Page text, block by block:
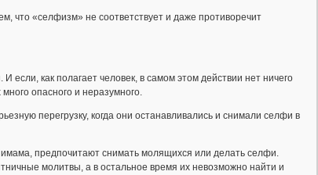
что «селфизм» не соответствует и даже противоречит
как полагает человек, в самом этом действии нет ничего
опасного и неразумного.
перегрузку, когда они останавливались и снимали селфи в
предпочитают снимать молящихся или делать селфи.
молитвы, а в остальное время их невозможно найти и